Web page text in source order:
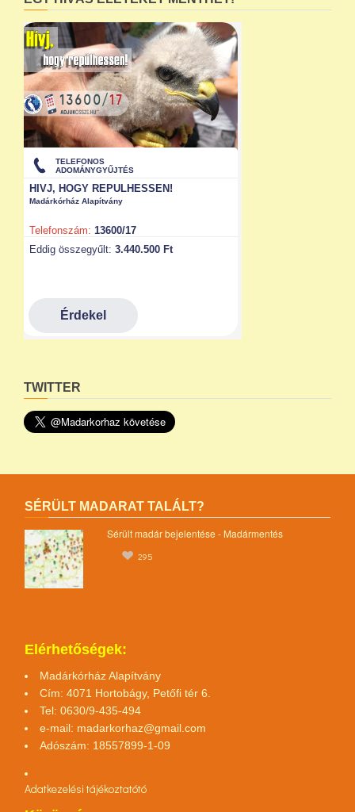
TWITTER
SÉRÜLT MADARAT TALÁLT?
Sérült madár bejelentése - Madármentés
295
Elérhetőségek:
Madárkórház Alapítvány
Cím: 4071 Hortobágy, Petőfi tér 6.
Tel: 0630/9-435-494
e-mail: madarkorhaz@gmail.com
Adószám: 18557899-1-09
Adatkezelési tájékoztatótó